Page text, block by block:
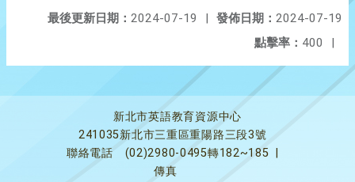
發佈日期： 2024-07-19
最後更新日期： 2024-07-19
|
點擊率： 400 |
新北市英語教育資源中心
241035新北市三重區重陽路三段3號
聯絡電話
(02)2980-0495轉182~185
傳真